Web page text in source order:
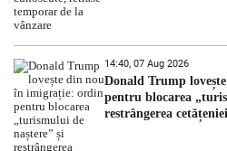
14:40, 07 Aug 2026
Donald Trump
pentru blocarea
restrângerea cetățeniei